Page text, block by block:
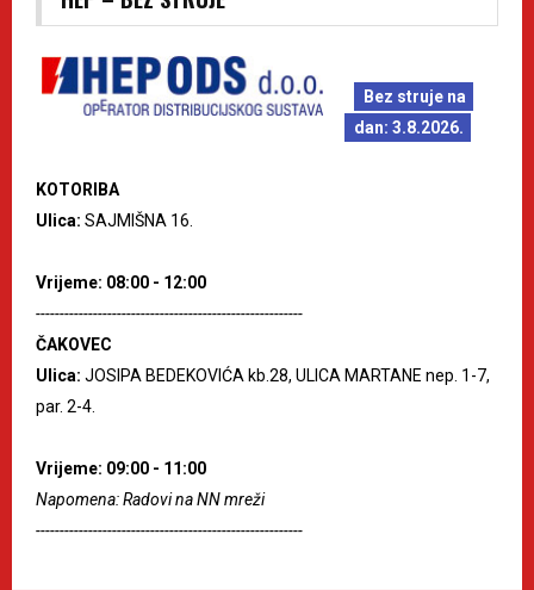
Bez struje na
dan: 3.8.2026.
KOTORIBA
Ulica: SAJMIŠNA 16.
Vrijeme: 08:00 - 12:00
--------------------------------------------------------
ČAKOVEC
Ulica: JOSIPA BEDEKOVIĆA kb.28, ULICA MARTANE nep. 1-7,
par. 2-4.
Vrijeme: 09:00 - 11:00
Napomena: Radovi na NN mreži
--------------------------------------------------------